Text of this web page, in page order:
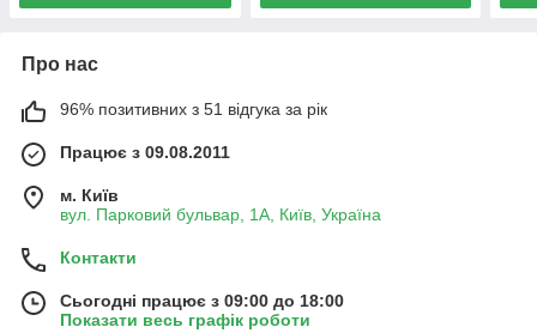
Про нас
96% позитивних з 51 відгука за рік
Працює з 09.08.2011
м. Київ
вул. Парковий бульвар, 1А, Київ, Україна
Контакти
Сьогодні працює з 09:00 до 18:00
Показати весь графік роботи